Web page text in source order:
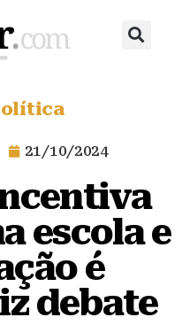
21/10/2024
escola e
é
debate